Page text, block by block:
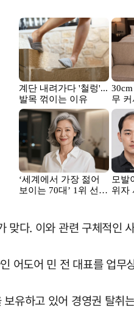
다. 이와 관련 구체적인
어도어 민 전 대표를 업무
유하고 있어 경영권 탈